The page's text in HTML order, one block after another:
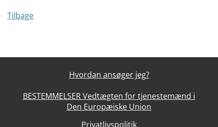
Tilbage
Hvordan ansøger jeg?
BESTEMMELSER Vedtægten for tjenestemænd i
Den Europæiske Union
Privatlivspolitik